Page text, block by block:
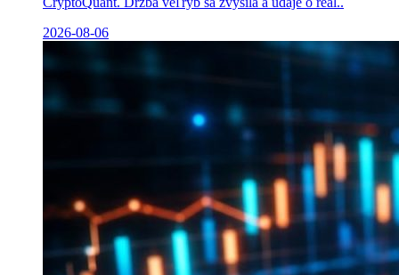
2026-08-06